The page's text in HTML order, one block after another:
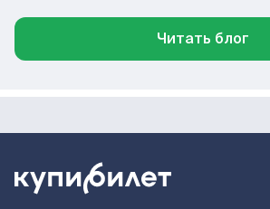
Читать блог